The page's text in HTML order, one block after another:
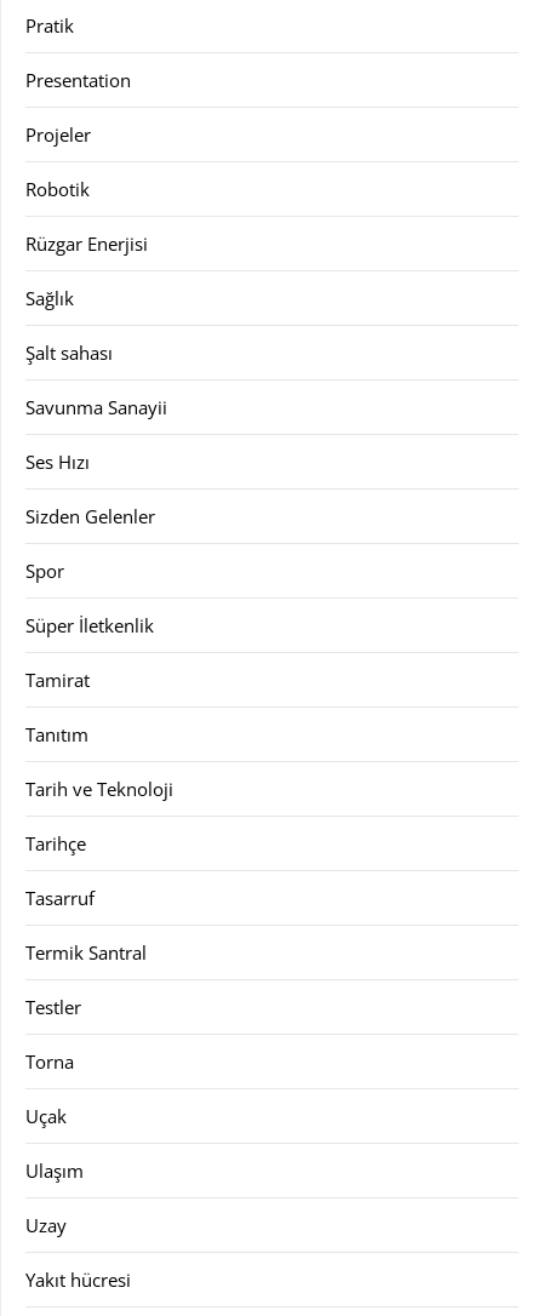
Pratik
Presentation
Projeler
Robotik
Rüzgar Enerjisi
Sağlık
Şalt sahası
Savunma Sanayii
Ses Hızı
Sizden Gelenler
Spor
Süper İletkenlik
Tamirat
Tanıtım
Tarih ve Teknoloji
Tarihçe
Tasarruf
Termik Santral
Testler
Torna
Uçak
Ulaşım
Uzay
Yakıt hücresi